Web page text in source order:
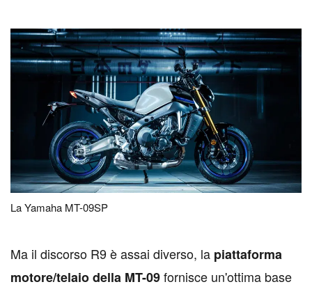
La Yamaha MT-09SP
Ma il discorso R9 è assai diverso, la piattaforma
motore/telaio della MT-09fornisce un'ottima base